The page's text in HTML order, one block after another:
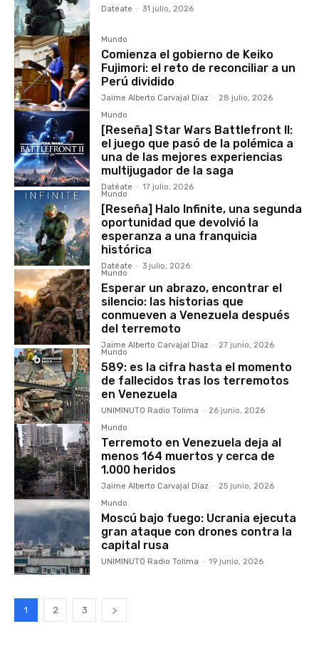
Datéate - 31 julio, 2026
Mundo
Comienza el gobierno de Keiko
Fujimori: el reto de reconciliar a un
Perú dividido
Jaime Alberto Carvajal Díaz - 28 julio, 2026
Mundo
[Reseña] Star Wars Battlefront II:
el juego que pasó de la polémica a
una de las mejores experiencias
multijugador de la saga
Datéate - 17 julio, 2026
Mundo
[Reseña] Halo Infinite, una segunda
oportunidad que devolvió la
esperanza a una franquicia
histórica
Datéate - 3 julio, 2026
Mundo
Esperar un abrazo, encontrar el
silencio: las historias que
conmueven a Venezuela después
del terremoto
Jaime Alberto Carvajal Díaz - 27 junio, 2026
Mundo
589: es la cifra hasta el momento
de fallecidos tras los terremotos
en Venezuela
UNIMINUTO Radio Tolima - 26 junio, 2026
Mundo
Terremoto en Venezuela deja al
menos 164 muertos y cerca de
1.000 heridos
Jaime Alberto Carvajal Díaz - 25 junio, 2026
Mundo
Moscú bajo fuego: Ucrania ejecuta
gran ataque con drones contra la
capital rusa
UNIMINUTO Radio Tolima - 19 junio, 2026
1 2 3